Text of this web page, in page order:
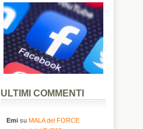
ULTIMI COMMENTI
Emisu MALA del FORCE